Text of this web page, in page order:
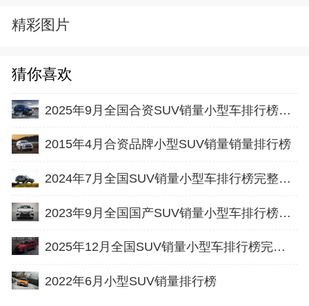
精彩图片
猜你喜欢
2025年9月全国合资SUV销量小型车排行榜完整版(批发量
2015年4月合资品牌小型SUV销量销量排行榜
2024年7月全国SUV销量小型车排行榜完整版(零售量
2023年9月全国国产SUV销量小型车排行榜完整版(出口量
2025年12月全国SUV销量小型车排行榜完整版(零售量
2022年6月小型SUV销量排行榜